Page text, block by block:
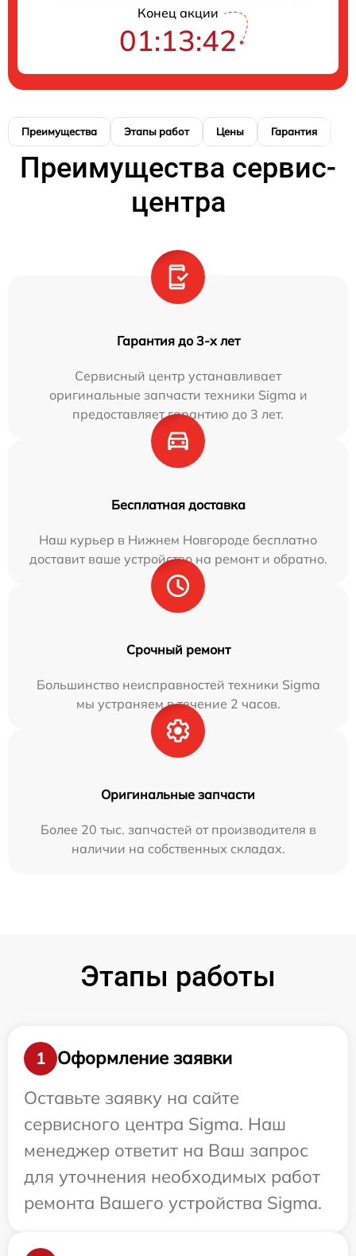
Конец акции
01:13:42
Преимущества Этапы работ Цены Гарантия
Преимущества сервис-
центра
Гарантия до 3-х лет
Сервисный центр устанавливает
оригинальные запчасти техники Sigma и
предоставляет гарантию до 3 лет.
Бесплатная доставка
Наш курьер в Нижнем Новгороде бесплатно
доставит ваше устройство на ремонт и обратно.
Срочный ремонт
Большинство неисправностей техники Sigma
мы устраняем в течение 2 часов.
Оригинальные запчасти
Более 20 тыс. запчастей от производителя в
наличии на собственных складах.
Этапы работы
1
Оформление заявки
Оставьте заявку на сайте
сервисного центра Sigma. Наш
менеджер ответит на Ваш запрос
для уточнения необходимых работ
ремонта Вашего устройства Sigma.